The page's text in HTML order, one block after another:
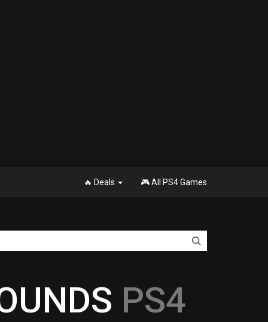
🔥 Deals 🎮 All PS4 Games
PS4